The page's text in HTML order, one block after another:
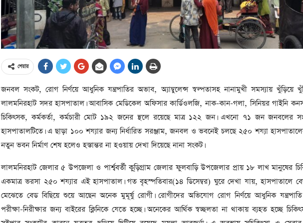
শেয়ার
জনবল সংকট, রোগ নির্ণয়ে আধুনিক যন্ত্রপাতির অভাব, অ্যাম্বুলেন্স স্বল্পতাসহ নানামুখী সমস্যায় খুঁড়িয়ে
লালমনিরহাট সদর হাসপাতাল। আবাসিক মেডিকেল অফিসার কার্ডিওলজি, নাক-কান-গলা, সিনিয়র গাইনি
চিকিৎসক, কর্মকর্তা, কর্মচারী মোট ১৯২ জনের স্থলে রয়েছে মাত্র ১২২ জন। এখনো ৭১ জন জনবলের
হাসপাতালটিতে। এ ছাড়া ১০০ শয্যার জন্য নির্ধারিত সরঞ্জাম, জনবল ও ভবনেই চলছে ২৫০ শয্যা
নতুন ভবন নির্মাণ শেষ হলেও হস্তান্তর না হওয়ায় দেখা দিয়েছে নানা সংকট।
লালমনিরহাট জেলার ৫ উপজেলা ও পার্শ্ববর্তী কু্ড়িগ্রাম জেলার ফুলবাড়ি উপজেলার প্রায় ১৮ লাখ মানুষের
একমাত্র ভরসা ২৫০ শয্যার এই হাসপাতাল। গত বৃহস্পতিবার(১৪ ডিসেম্বর) ঘুরে দেখা যায়, হাসপাতালে
মেঝেতে বেড বিছিয়ে শুয়ে আছেন অনেক মুমূর্ষু রোগী। রোগীদের অভিযোগ রোগ নির্ণয়ে আধুনিক
পরীক্ষা-নিরীক্ষার জন্য বাইরের ক্লিনিকে যেতে হচ্ছে। অনেকের আর্থিক স্বচ্ছলতা না থাকায় ব্যহত হচ্ছে
অপরাধ
গুলশান হলি আর্টিজান হামলা
মামলা : হাইকোর্টের রায় আজ
আন্তর্জাতিক
মাওলানা তারেক জামিলের
ছেলের মৃত্যু
আন্তর্জাতিক
বিশ্বকাপ ইাতহাসে সাকিবের
আরেকটি রেকর্ড
আর্কাইভ থেকে
টানেল উদ্বোধন : প্রধানমন্ত্রীর
জনসভায় যোগ দিচ্ছেন দলীয়
নেতাকর্মীরা
আর্কাইভ থেকে
সেহরি, ইফতার ও তারাবির
সময় নিরবচ্ছিন্ন বিদ্যুৎ রাখার
নির্দেশ: প্রধানমন্ত্রী তারেক
রহমান
আর্কাইভ থেকে
দেশের ১১তম প্রধানমন্ত্রী হলেন
তারেক রহমান
আর্কাইভ থেকে
নতুন মন্ত্রিসভা ৫০ সদস্যের হতে
পারে, ২৫ পূর্ণমন্ত্রী, প্রতিমন্ত্রী
২৪
আর্কাইভ থেকে